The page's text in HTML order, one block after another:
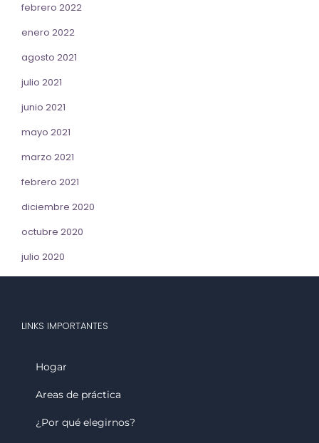
febrero 2022
enero 2022
agosto 2021
julio 2021
junio 2021
mayo 2021
marzo 2021
febrero 2021
diciembre 2020
octubre 2020
julio 2020
LINKS IMPORTANTES
Hogar
Areas de práctica
¿Por qué elegirnos?